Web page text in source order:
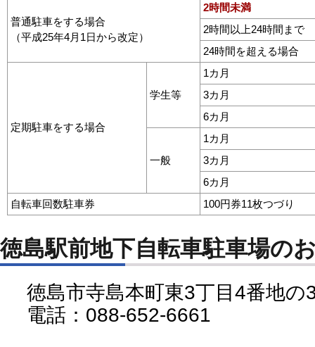
普通駐車をする場合
（平成25年4月1日から改定）
2時間未満
2時間以上24時間まで
24時間を超える場合
定期駐車をする場合
学生等
1カ月
3カ月
6カ月
一般
1カ月
3カ月
6カ月
自転車回数駐車券
100円券11枚つづり
徳島駅前地下自転車駐車場の
徳島市寺島本町東3丁目4番地の
電話：088-652-6661